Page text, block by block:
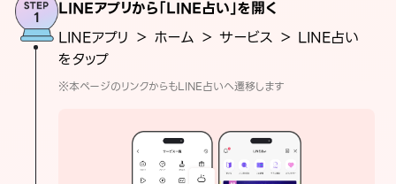
LINEアプリから「LINE占い」を開く
LINEアプリ ＞ ホーム ＞ サービス ＞ LINE占い
をタップ
※本ページのリンクからもLINE占いへ遷移します